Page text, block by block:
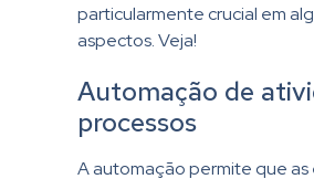
particularmente crucial em
aspectos. Veja!
Automação de
processos
A automação permite que as